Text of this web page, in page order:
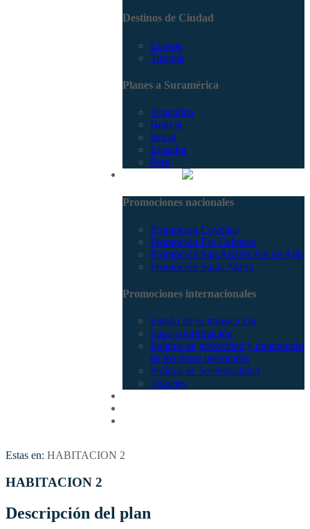
Destinos de Ciudad
Europa
Turquía
Planes a Suramérica
Argentina
Bolivia
Brasil
Ecuador
Perú
Promociones nacionales
Promocion Coveñas
Promoción Eje Cafetero
Promoción San Andrés Fin de Año
Promoción Santa Marta
Promociones internacionales
Estado de tu transacción
Pago confirmación
Política de privacidad y tratamiento
de los datos personales
Política de Sostenibilidad
Tiquetes
Estas en: HABITACION 2
HABITACION 2
Descripción del plan